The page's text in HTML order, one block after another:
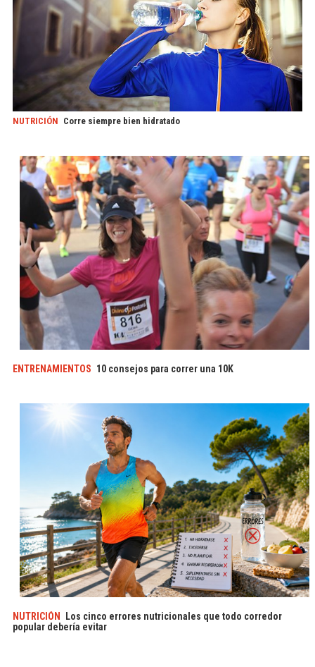
NUTRICIÓN Corre siempre bien hidratado
ENTRENAMIENTOS 10 consejos para correr una 10K
NUTRICIÓN
Los cinco errores nutricionales que todo corredor
popular debería evitar